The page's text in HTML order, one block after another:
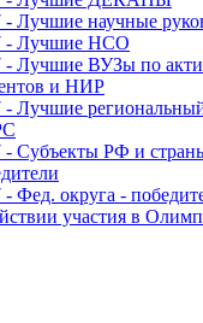
- Лучшие научные
- Лучшие НСО
- Лучшие ВУЗы по
и НИР
- Лучшие
- Субъекты РФ и
- Фед. округа -
участия в